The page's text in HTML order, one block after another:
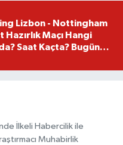
Lizbon - Nottingham
Hazırlık Maçı Hangi
Saat Kaçta? Bugün
İlkeli Habercilik ile
Muhabirlik